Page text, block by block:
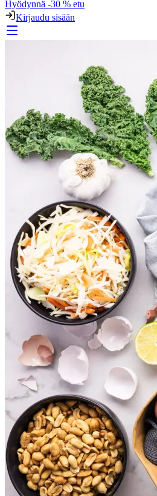
Hyödynnä -30 % etu
Kirjaudu sisään